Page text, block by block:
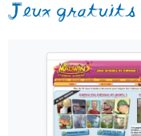
Jeux gratuits